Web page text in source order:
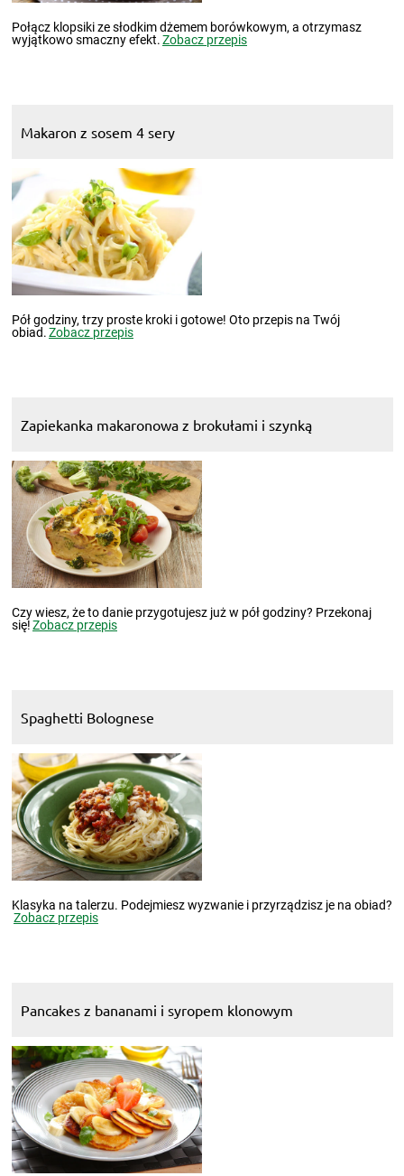
Połącz klopsiki ze słodkim dżemem borówkowym, a otrzymasz
wyjątkowo smaczny efekt.Zobacz przepis
Makaron z sosem 4 sery
Pół godziny, trzy proste kroki i gotowe! Oto przepis na Twój
obiad.Zobacz przepis
Zapiekanka makaronowa z brokułami i szynką
Czy wiesz, że to danie przygotujesz już w pół godziny? Przekonaj
się!Zobacz przepis
Spaghetti Bolognese
Klasyka na talerzu. Podejmiesz wyzwanie i przyrządzisz je na obiad?
Zobacz przepis
Pancakes z bananami i syropem klonowym